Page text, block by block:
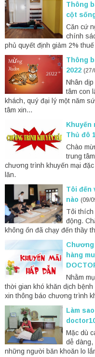
Thông
cột
Căn cứ
chính
phủ quyết định giảm 2%
Thông
2022 (27/
Nhân
tâm con
khách, quý đại lý một năm
tâm xin...
Khuyến
Thủ đô
Chào
trung
chương trình khuyến mại
lăn.
Tôi đến
nào (09/
Tôi thích
động.
không ổn đã chạy đến thầy
Chương
hàng
Nhằm
thời gian khó khăn dịch
xin thông báo chương trình
Làm
Mặc dù
dễ dàng,
những người băn khoăn lo